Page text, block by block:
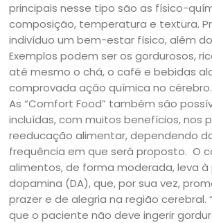
principais nesse tipo são as físico-
composição, temperatura e textura.
indivíduo um bem-estar físico, além
Exemplos podem ser os gordurosos,
até mesmo o chá, o café e bebidas
comprovada ação química no cérebro.
As “Comfort Food” também são
incluídas, com muitos benefícios, nos
reeducação alimentar, dependendo
frequência em que será proposto. O
alimentos, de forma moderada, leva
dopamina (DA), que, por sua vez,
prazer e de alegria na região cerebral.
que o paciente não deve ingerir